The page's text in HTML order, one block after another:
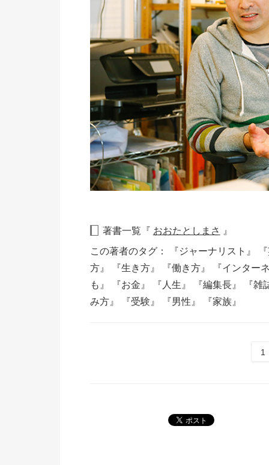
著書一覧『 おおたとしまさ 』
この著者のタグ：
『ジャーナリスト』
方』
『生き方』 『働き方』
『インター
も』
『お金』 『人生』 『編集長』
『雑
み方』
『受験』 『男性』 『家族』
1